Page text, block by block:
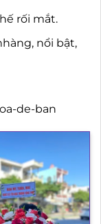
rối mắt.
nổi bật,
de-ban